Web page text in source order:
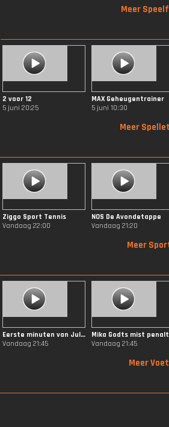
Meer
2 voor 12
5 juni 20:25
MAX Geheugentrainer
5 juni 10:30
Meer
Ziggo Sport Tennis
Vandaag 22:00
NOS De Avondetappe
Vandaag 21:20
Meer
Eerste minuten van Julian Brandt bij Ajax
Vandaag 21:45
Mika Godts mist
Vandaag 21:45
Meer